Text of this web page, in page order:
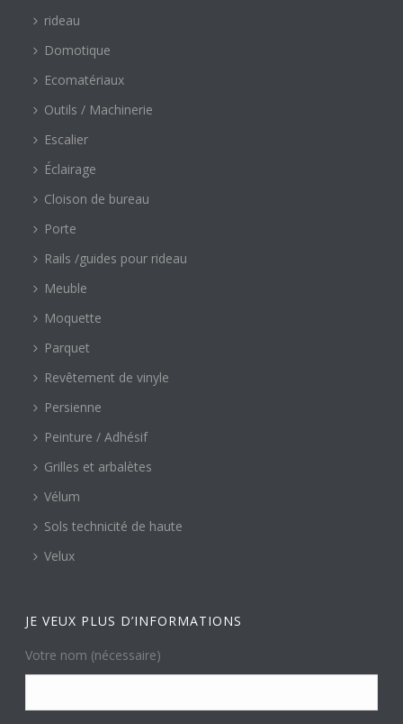
rideau
Domotique
Ecomatériaux
Outils / Machinerie
Escalier
Éclairage
Cloison de bureau
Porte
Rails /guides pour rideau
Meuble
Moquette
Parquet
Revêtement de vinyle
Persienne
Peinture / Adhésif
Grilles et arbalètes
Vélum
Sols technicité de haute
Velux
JE VEUX PLUS D’INFORMATIONS
Votre nom (nécessaire)